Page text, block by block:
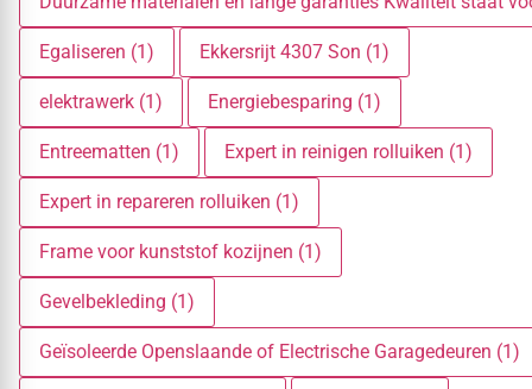
Egaliseren (1) Ekkersrijt 4307 Son (1)
elektrawerk (1) Energiebesparing (1)
Entreematten (1) Expert in reinigen rolluiken (1)
Expert in repareren rolluiken (1)
Frame voor kunststof kozijnen (1)
Gevelbekleding (1)
Geïsoleerde Openslaande of Electrische Garagedeuren (1)